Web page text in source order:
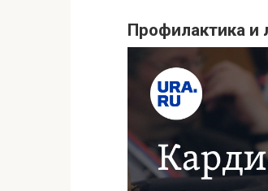
Профилактика и